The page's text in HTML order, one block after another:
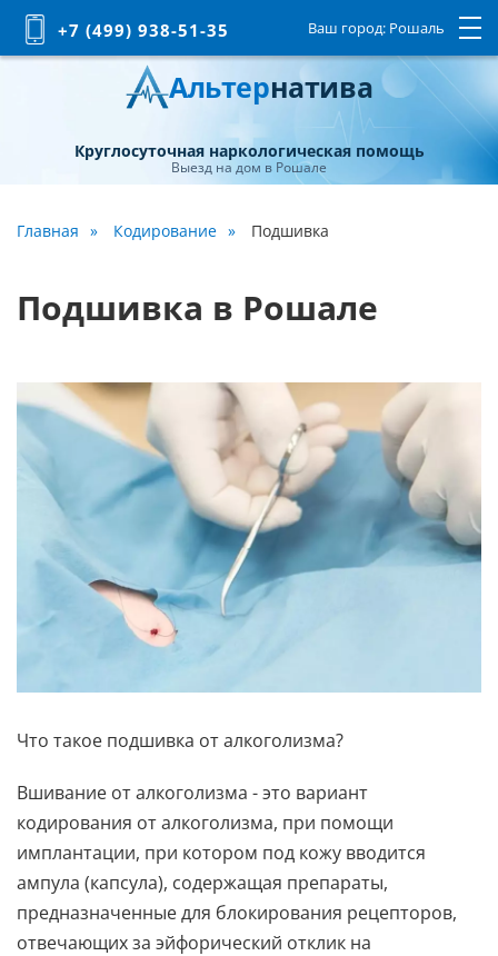
Альтернатива
Круглосуточная наркологическая помощь
Выезд на дом в Рошале
+7 (499) 938-51-35 Ваш город: Рошаль
Главная Кодирование Подшивка
Подшивка в Рошале
Что такое подшивка от алкоголизма?
Вшивание от алкоголизма - это вариант
кодирования от алкоголизма, при помощи
имплантации, при котором под кожу вводится
ампула (капсула), содержащая препараты,
предназначенные для блокирования рецепторов,
отвечающих за эйфорический отклик на